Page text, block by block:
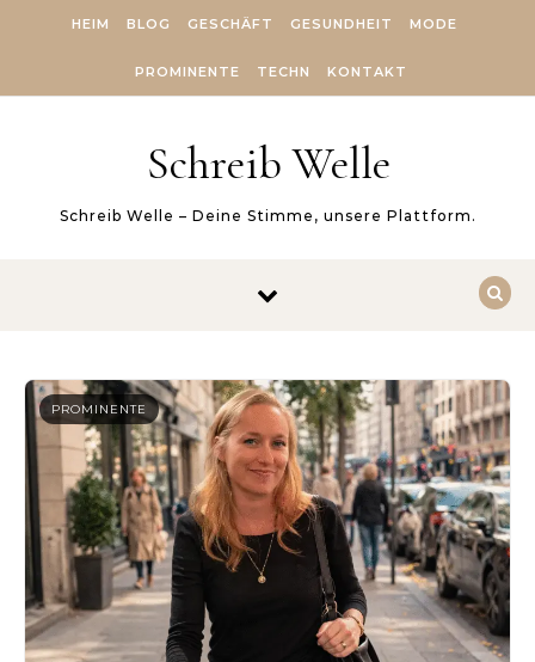
HEIM BLOG GESCHÄFT GESUNDHEIT MODE
PROMINENTE TECHN KONTAKT
Schreib Welle
Schreib Welle – Deine Stimme, unsere Plattform.
PROMINENTE